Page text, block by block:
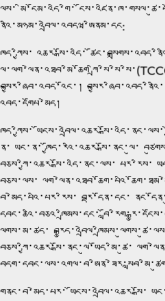
ལས་ མི་ངོམ་འདི་གི་
ནིའི་མཉམ་འབྲེལ་འབདཝ་ཨིནམ་དང:
ཁྱོད་ཀྱིས་ འཆར་སྒོ་འདི་
ལུ་ལག་ལེན་འཐབ་མི་ཆོག
བསྐྱར་ཞིབ་འབད་འོང་།
འབད་དགོཔ་མེད།
ཁྱོད་ཀྱིས་
ནི་ ཡང་ན་ ཁྱོད་རའི་འཆར་སྒོ་ནང་ལུ་
བཅས་ཀྱི་འཆར་སྒོ་འདི་ནང་ལས་ པར་རིས་
བཅས་ལས་
བ་མེད་པའི་པར་རིས་ བརྡ་དོན་དང་
དབང་ཆའི་བཅའ་ཁྲིམས་དང་
ལུགས་མ་ཚད་
བཅས་ཀྱི་འཆར་སྒོ་ནང་ལུ་ཡོད་མི་ཚུ་
གནང་བ་མེད་པར་ ཡོངས་འབྲེལ་འཆར་སྒོ་